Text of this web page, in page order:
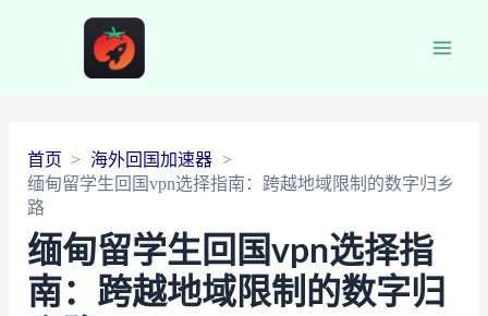
首页
海外回国加速器
缅甸留学生回国vpn选择指南：跨越地域限制的数字归乡
路
缅甸留学生回国vpn选择指
南：跨越地域限制的数字归